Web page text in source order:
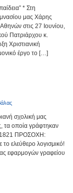
* Στη
μας Χάρης
στις 27 Ιουνίου,
Πατριάρχου κ.
Χριστιανική
έργο το […]
σχολική μας
τα οποία γράφτηκαν
ΠΡΟΣΟΧΗ:
το ελεύθερο λογισμικό!
εφαρμογών γραφείου